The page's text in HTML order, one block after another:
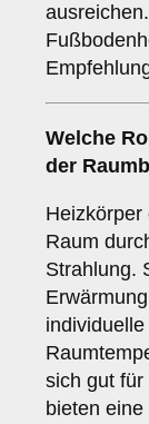
Welche
der
Heizkörper
Raum
Strahlung.
sich gut für
bieten